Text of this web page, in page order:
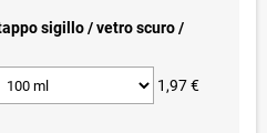
sigillo / vetro scuro /
1,97 €